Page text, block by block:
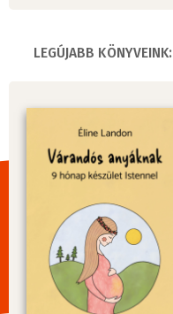
LEGÚJABB KÖNYVEINK: